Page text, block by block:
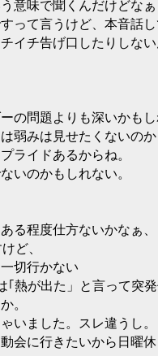
意味で聞くんだけどなぁ
って言うけど、本音話
イチ告げ口したりしない
の問題よりも深いかもし
弱みは見せたくないのか
ライドあるからね。
いのかもしれない。
程度仕方ないかなぁ、
ど、
切行かない
｢熱が出た」と言って突
。
いました。スレ違うし。
会に行きたいから日曜休